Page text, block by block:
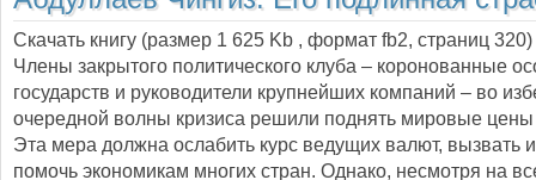
Скачать книгу (размер 1 625 Kb , формат fb2, страниц 320
Члены закрытого политического клуба – коронованные
государств и руководители крупнейших компаний – во
очередной волны кризиса решили поднять мировые цены
Эта мера должна ослабить курс ведущих валют, вызвать
помочь экономикам многих стран. Однако, несмотря на